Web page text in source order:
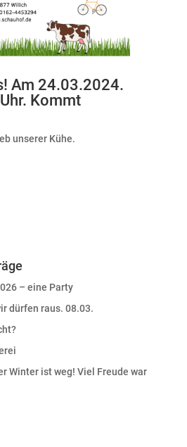
Am 24.03.2024.
Kommt
unserer Kühe.
– eine Party
dürfen raus. 08.03.
Winter ist weg! Viel Freude war